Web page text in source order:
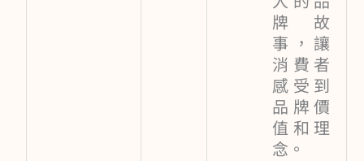
牌故
事，讓
消費者
感受到
品牌價
值和理
念。